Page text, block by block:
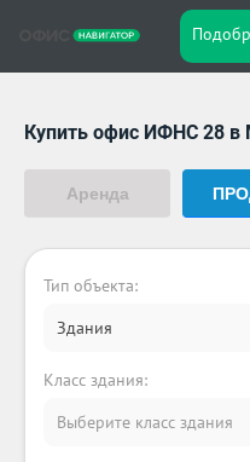
Купить офис ИФНС 28 в
Аренда
Тип объекта:
Здания
Класс здания:
Выберите класс здания